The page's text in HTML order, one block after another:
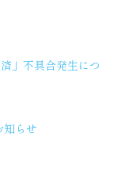
」不具合発生につ
知らせ